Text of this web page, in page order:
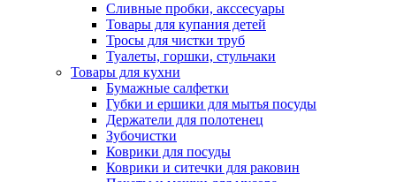
Сливные пробки, акссесуары
Товары для купания детей
Тросы для чистки труб
Туалеты, горшки, стульчаки
Товары для кухни
Бумажные салфетки
Губки и ершики для мытья посуды
Держатели для полотенец
Зубочистки
Коврики для посуды
Коврики и ситечки для раковин